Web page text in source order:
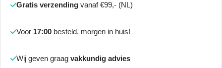
Gratis verzending vanaf €99,- (NL)
Voor 17:00 besteld, morgen in huis!
Wij geven graag vakkundig advies